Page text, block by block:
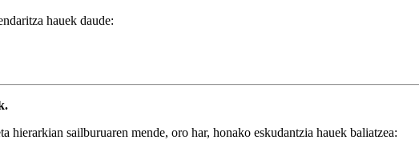
hauek daude:
sailburuaren mende, oro har, honako eskudantzia hauek baliatzea: